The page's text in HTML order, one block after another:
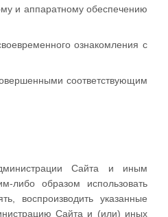
и аппаратному обеспечению
ознакомления с
соответствующим
Сайта и иным
либо образом использовать
воспроизводить указанные
Сайта и (или) иных